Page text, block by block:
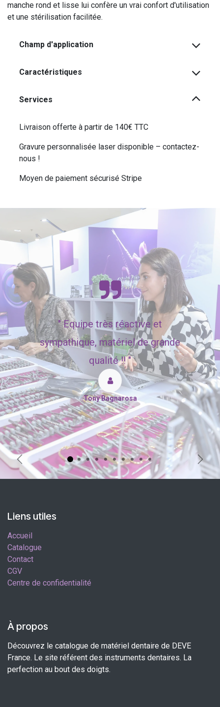
manche rond et lisse lui confère un vrai confort d'utilisation
et une stérilisation facilitée.
Champ d'application
Caractéristiques
Services
Livraison offerte à partir de 140€ TTC
Gravure personnalisée laser disponible – contactez-
nous !
Moyen de paiement sécurisé Stripe
"Equipe très réactive et
sympathique, matériel de grande
qualité !! "
Tony Bagnarosa
Précédent
Liens utiles
Accueil
Catalogue
Contact
CGV
Centre de confidentialité
À propos
Découvrez le catalogue de matériel dentaire de DEVE
France. Le site référent des instruments dentaires. La
perfection au bout des doigts.